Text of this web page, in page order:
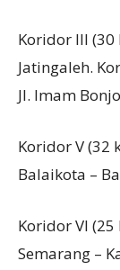
Koridor III (30
Jatingaleh.
Jl. Imam
Koridor V (32
Balaikota –
Koridor VI
Semarang –